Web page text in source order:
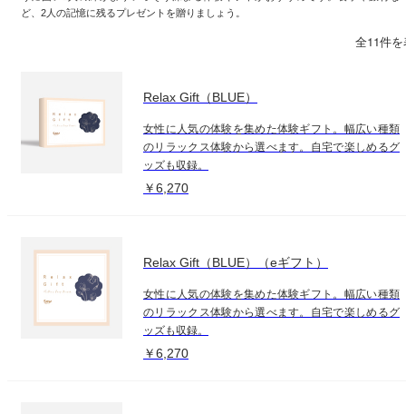
ど、2人の記憶に残るプレゼントを贈りましょう。
全11件
Relax Gift（BLUE）
女性に人気の体験を集めた体験ギフト。幅広い種類
のリラックス体験から選べます。自宅で楽しめるグ
ッズも収録。
￥6,270
Relax Gift（BLUE）（eギフト）
女性に人気の体験を集めた体験ギフト。幅広い種類
のリラックス体験から選べます。自宅で楽しめるグ
ッズも収録。
￥6,270